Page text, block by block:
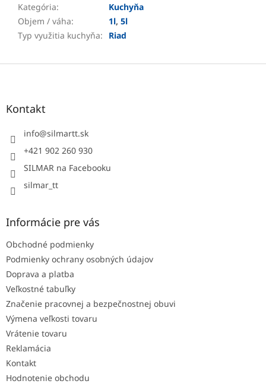
Kategória:
Kuchyňa
Objem / váha: 1l, 5l
Typ využitia kuchyňa: Riad
Z
Kontakt
info@silmartt.sk
+421 902 260 930
SILMAR na Facebooku
silmar_tt
Informácie pre vás
Obchodné podmienky
Podmienky ochrany osobných údajov
Doprava a platba
Veľkostné tabuľky
Značenie pracovnej a bezpečnostnej obuvi
Výmena veľkosti tovaru
Vrátenie tovaru
Reklamácia
Kontakt
Hodnotenie obchodu